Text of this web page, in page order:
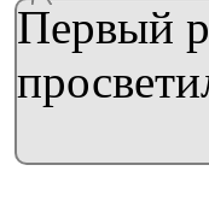
Первый